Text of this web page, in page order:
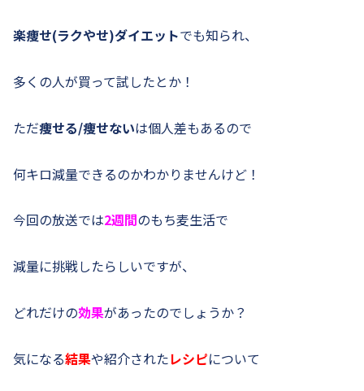
楽痩せ(ラクやせ)ダイエットでも知られ、
多くの人が買って試したとか！
ただ痩せる/痩せないは個人差もあるので
何キロ減量できるのかわかりませんけど！
今回の放送では2週間のもち麦生活で
減量に挑戦したらしいですが、
どれだけの効果があったのでしょうか？
気になる結果や紹介されたレシピについて